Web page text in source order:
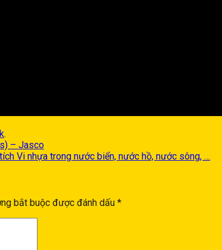
.
– Jasco
Vi nhựa trong nước biển, nước hồ, nước sông, …
bắt buộc được đánh dấu *